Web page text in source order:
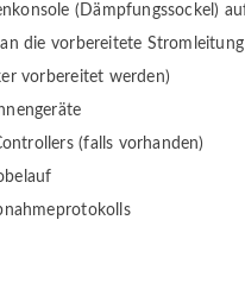
(Dämpfungssockel)
die vorbereitete
vorbereitet werden)
(falls vorhanden)